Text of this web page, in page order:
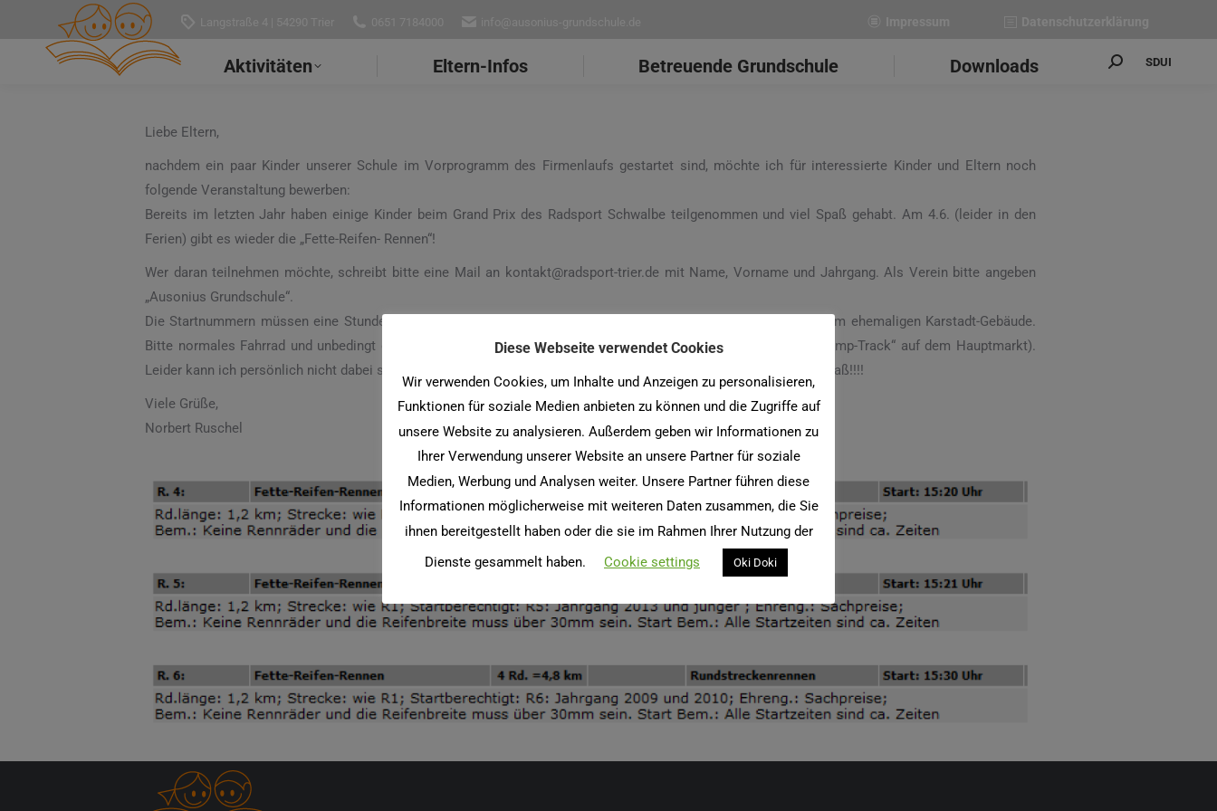
Aktivitäten Eltern-Infos Betreuende Grundschule Downloads Search:SDUI
Liebe Eltern,
nachdem ein paar Kinder unserer Schule im Vorprogramm des Firmenlaufs gestartet sind, möchte ich für interessierte Kinder und Eltern noch
folgende Veranstaltung bewerben:
Bereits im letzten Jahr haben einige Kinder beim Grand Prix des Radsport Schwalbe teilgenommen und viel Spaß gehabt. Am 4.6. (leider in den
Ferien) gibt es wieder die „Fette-Reifen- Rennen“!
Wer daran teilnehmen möchte, schreibt bitte eine Mail an kontakt@radsport-trier.de mit Name, Vorname und Jahrgang. Als Verein bitte angeben
„Ausonius Grundschule“.
Die Startnummern müssen eine Stunde vor Start eigenständig abgeholt werden (Glockenstraße). Start ist vor dem ehemaligen Karstadt-Gebäude.
Bitte normales Fahrrad und unbedingt den Helm mitbringen. Es gibt Preise und etwas Kinderprogramm (z.B. „Pump-Track“ auf dem Hauptmarkt).
Leider kann ich persönlich nicht dabei sein, wünsche aber allen, die teilnehmen und unsere Schule vertreten viel Spaß!!!!
Viele Grüße,
Norbert Ruschel
Diese Webseite verwendet Cookies
Wir verwenden Cookies, um Inhalte und Anzeigen zu personalisieren,
Funktionen für soziale Medien anbieten zu können und die Zugriffe auf
unsere Website zu analysieren. Außerdem geben wir Informationen zu
Ihrer Verwendung unserer Website an unsere Partner für soziale
Medien, Werbung und Analysen weiter. Unsere Partner führen diese
Informationen möglicherweise mit weiteren Daten zusammen, die Sie
ihnen bereitgestellt haben oder die sie im Rahmen Ihrer Nutzung der
Dienste gesammelt haben.
Cookie settings Oki Doki